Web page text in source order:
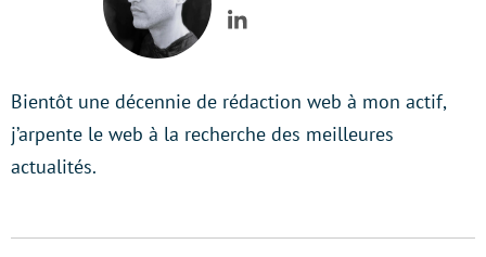
LinkedIn
Bientôt une décennie de rédaction web à mon actif,
j’arpente le web à la recherche des meilleures
actualités.